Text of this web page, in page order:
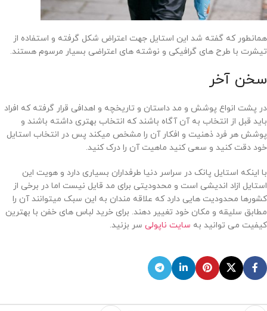
همانطور که گفته شد این استایل جهت اعتراض شکل گرفته و استفاده از
تیشرت با طرح های گرافیکی و نوشته های اعتراضی بسیار مرسوم هستند.
سخن آخر
در پشت انواع پوشش و مد داستان و تاریخچه و اهدافی قرار گرفته که افراد
باید قبل از انتخاب به آن آگاه باشند که انتخاب بهتری داشته باشند و
پوشش هر فرد ذهنیت و افکار آن را مشخص میکند پس در انتخاب استایل
خود دقت کنید و سعی کنید ماهیت آن را درک کنید.
با اینکه استایل پانک در سراسر دنیا طرفداران بسیاری دارد و هویت این
استایل ازاد اندیشی است و محدودیتی برای مد قایل نیست اما در برخی از
کشورها محدودیت هایی دارد که علاقه مندان به این سبک میتوانند آن را
مطابق سلیقه و مکان خود تغییر دهند. برای خرید لباس های خفن با بهترین
کیفیت می توانید به سایت ناپولی سر بزنید.